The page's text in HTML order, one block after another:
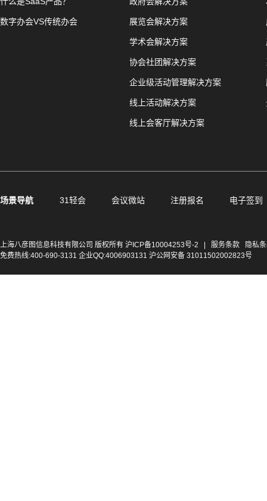
数字办会VS传统办会 展览会解决方案
学术会解决方案
协会社团解决方案
企业级活动管理解决方案
线上活动解决方案
线上会客厅解决方案
场景导航 31轻会 会议微站 注册报名 电子签到
上海八彦图信息科技有限公司 版权所有 沪ICP备10004253号-2 服务条款
隐私
免费热线:400-690-3131 企业QQ:4006903131 沪公网安备 31011502002823号